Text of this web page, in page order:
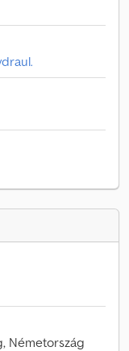
Németország